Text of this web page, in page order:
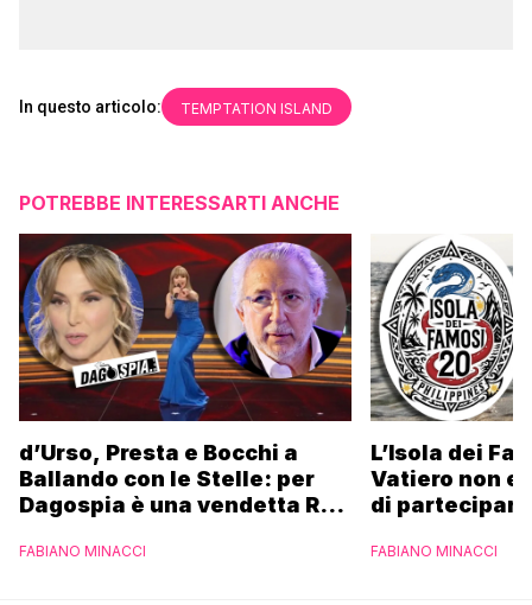
In questo articolo: TEMPTATION ISLAND
POTREBBE INTERESSARTI ANCHE
d’Urso, Presta e Bocchi a
Ballando con le Stelle: per
Dagospia è una vendetta Rai
FABIANO MINACCI
L’Isola dei
Vatiero non
di
FABIANO MINACCI